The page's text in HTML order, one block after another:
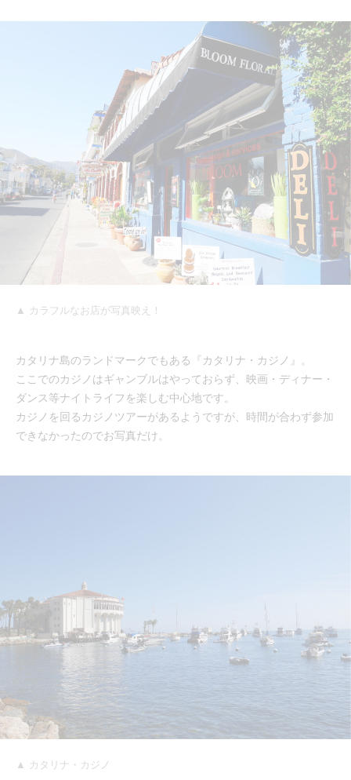
▲ カラフルなお店が写真映え！
カタリナ島のランドマークでもある『カタリナ・カジノ』。
ここでのカジノはギャンブルはやっておらず、映画・ディナー・
ダンス等ナイトライフを楽しむ中心地です。
カジノを回るカジノツアーがあるようですが、時間が合わず参加
できなかったのでお写真だけ。
▲ カタリナ・カジノ